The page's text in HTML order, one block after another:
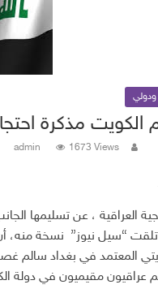
مذكرة احتجاج
admin 1673 Views
، عن تسليمها الجانب الكويتي
تلقت “سيل نيوز” نسخة منه، أن
عراقيون مقيميون في دولة